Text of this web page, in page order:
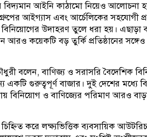
বিদ্যমান আইনি কাঠামো নিয়েও আলোচনা
আইগ্যাস এবং আর্চেলিকের সহযোগী
উদাহরণ তুলে ধরা হয়। এছাড়া
আরও কয়েকটি বড় তুর্কি প্রতিষ্ঠানের
বলেন, বাণিজ্য ও সরাসরি বৈদেশিক
একটি গুরুত্বপূর্ণ বাজার। দুই দেশের মধ্যে
বিনিয়োগ ও বাণিজ্যের পরিমাণ আরও
করে লক্ষ্যভিত্তিক ব্যবসায়িক আউটরিচ